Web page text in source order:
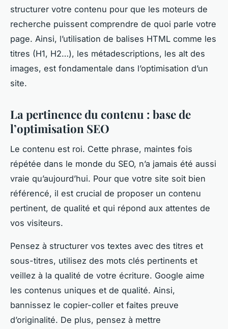
structurer votre contenu pour que les moteurs de
recherche puissent comprendre de quoi parle votre
page. Ainsi, l’utilisation de balises HTML comme les
titres (H1, H2…), les métadescriptions, les alt des
images, est fondamentale dans l’optimisation d’un
site.
La pertinence du contenu : base de
l’optimisation SEO
Le contenu est roi. Cette phrase, maintes fois
répétée dans le monde du SEO, n’a jamais été aussi
vraie qu’aujourd’hui. Pour que votre site soit bien
référencé, il est crucial de proposer un contenu
pertinent, de qualité et qui répond aux attentes de
vos visiteurs.
Pensez à structurer vos textes avec des titres et
sous-titres, utilisez des mots clés pertinents et
veillez à la qualité de votre écriture. Google aime
les contenus uniques et de qualité. Ainsi,
bannissez le copier-coller et faites preuve
d’originalité. De plus, pensez à mettre